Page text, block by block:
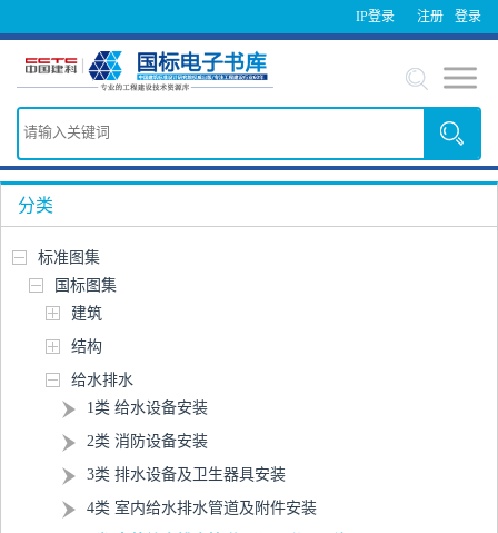
IP登录 登录
注册
分类
标准图集
国标图集
建筑
结构
给水排水
1类 给水设备安装
2类 消防设备安装
3类 排水设备及卫生器具安装
4类 室内给水排水管道及附件安装